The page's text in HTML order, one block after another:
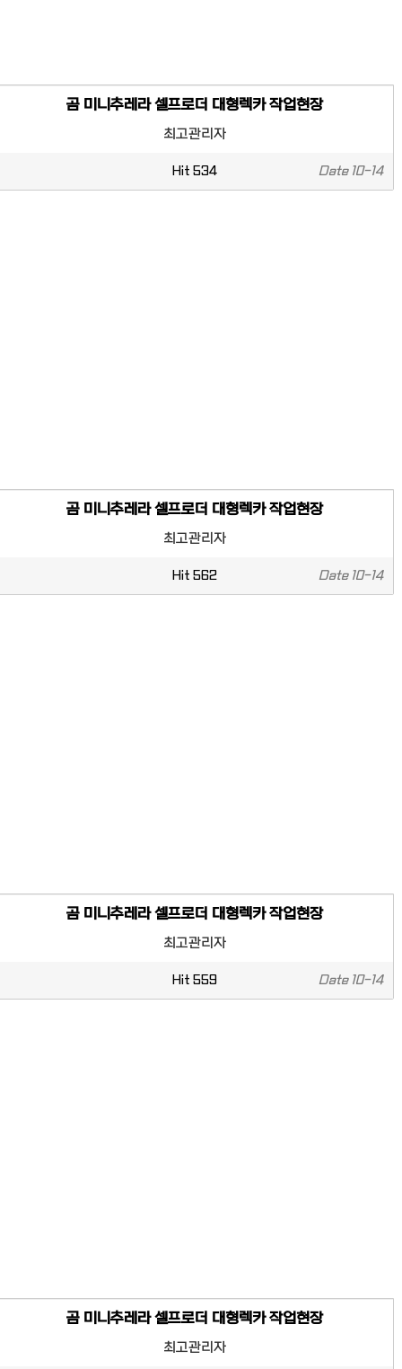
곰 미니추레라 셀프로더 대형렉카 작업현장
최고관리자
Hit 534 Date10-14
곰 미니추레라 셀프로더 대형렉카 작업현장
최고관리자
Hit 562 Date10-14
곰 미니추레라 셀프로더 대형렉카 작업현장
최고관리자
Hit 559 Date10-14
곰 미니추레라 셀프로더 대형렉카 작업현장
최고관리자